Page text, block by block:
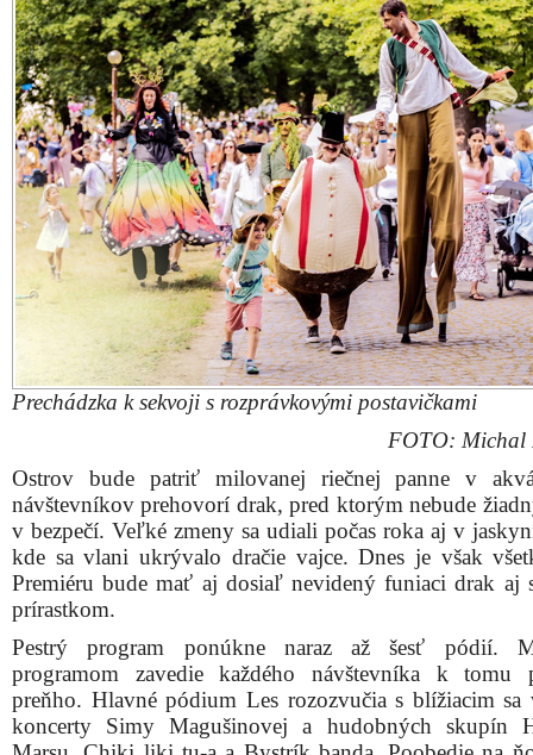
Prechádzka k sekvoji s rozprávkovými postavičkami
FOTO: Michal
Ostrov bude patriť milovanej riečnej panne v
návštevníkov prehovorí drak, pred ktorým nebude
v bezpečí. Veľké zmeny sa udiali počas roka aj v
kde sa vlani ukrývalo dračie vajce. Dnes je však
Premiéru bude mať aj dosiaľ nevidený funiaci drak aj
prírastkom.
Pestrý program ponúkne naraz až šesť pódií.
programom zavedie každého návštevníka k tomu
preňho. Hlavné pódium Les rozozvučia s blížiacim sa
koncerty Simy Magušinovej a hudobných skupín